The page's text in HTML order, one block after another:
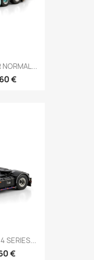
NORMAL...
€
SERIES...
€